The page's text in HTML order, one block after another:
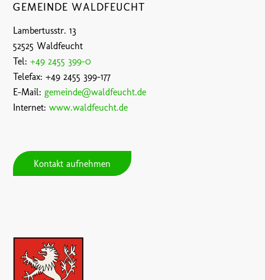
GEMEINDE WALDFEUCHT
Lambertusstr. 13
52525 Waldfeucht
Tel:+49 2455 399-0
Telefax: +49 2455 399-177
E-Mail: gemeinde@waldfeucht.de
Internet:www.waldfeucht.de
Kontakt aufnehmen